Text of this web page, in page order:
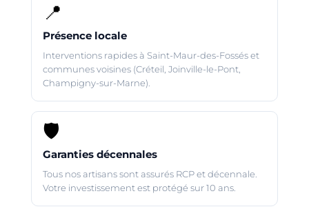
📍
Présence locale
Interventions rapides à Saint-Maur-des-Fossés et
communes voisines (Créteil, Joinville-le-Pont,
Champigny-sur-Marne).
🛡️
Garanties décennales
Tous nos artisans sont assurés RCP et décennale.
Votre investissement est protégé sur 10 ans.